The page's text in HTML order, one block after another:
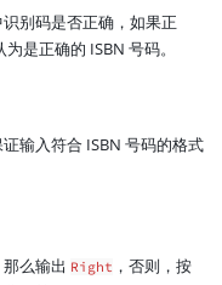
\
d
o
9
2
2\
\
b
1
1
别码是否正确，如果正
是正确的 ISBN 号码。
输入符合 ISBN 号码的格式
么输出 Right ，否则，按